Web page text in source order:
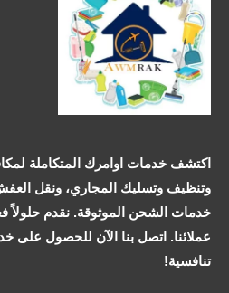
اكتشف خدمات اوامرك المتكاملة
وتنظيف وتسليك المجاري، ونقل العفش
خدمات الشحن الموثوقة. نقدم حلولاً
عملائنا. اتصل بنا الآن للحصول على
تنافسية!